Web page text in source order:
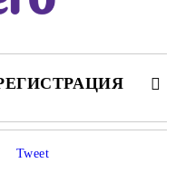
4 ПОЛЕТА
Tweet